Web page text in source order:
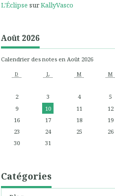
L'Éclipse surKallyVasco
Août 2026
Calendrier des notes en Août 2026
D L M M
2
3 4 5
9
10 11 12
16
17 18 19
23
24 25 26
30
31
Catégories